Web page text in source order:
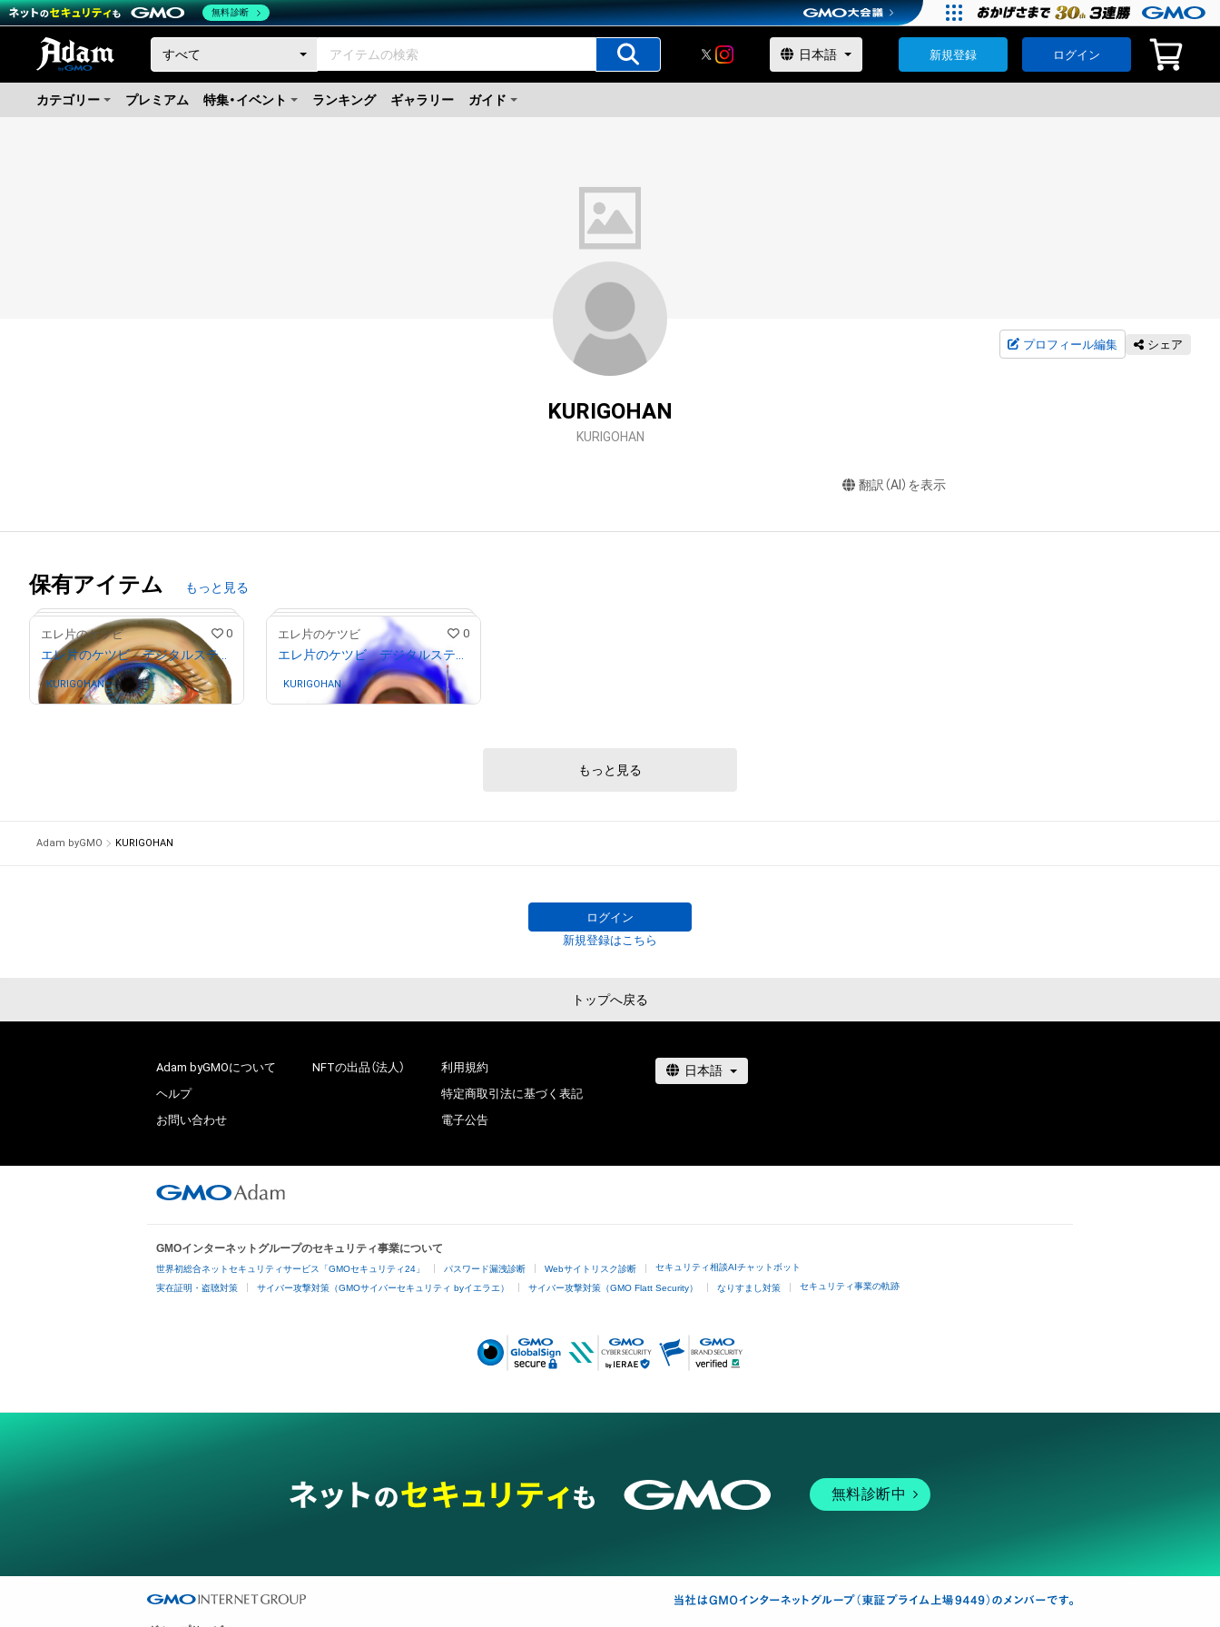
新規登録 ログイン
カテゴリー プレミアム 特集・イベント ランキング ギャラリー ガイド
プロフィール編集 シェア
KURIGOHAN
KURIGOHAN
翻訳（AI）を表示
保有アイテム もっと見る
エレ片のケツビ 0
エレ片のケツビ デジタルステッカー 2022年 春
KURIGOHANさんが保有中
エレ片のケツビ 0
エレ片のケツビ デジタルステッカー 2022年 夏
KURIGOHANさんが保有中
もっと見る
Adam byGMO KURIGOHAN
ログイン
新規登録はこちら
トップへ戻る
Adam byGMOについて
ヘルプ
お問い合わせ
NFTの出品（法人）
利用規約
特定商取引法に基づく表記
電子公告
GMOインターネットグループのセキュリティ事業について
世界初総合ネットセキュリティサービス「GMOセキュリティ24」 パスワード漏洩診断 Webサイトリスク診断 セキュリティ相談AIチャットボット
実在証明・盗聴対策 サイバー攻撃対策（GMOサイバーセキュリティ byイエラエ） サイバー攻撃対策（GMO Flatt Security） なりすまし対策 セキュリティ事業の軌跡
無料診断中
無料診断